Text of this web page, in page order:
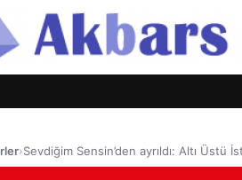
›Sevdiğim Sensin’den ayrıldı: Altı Üstü